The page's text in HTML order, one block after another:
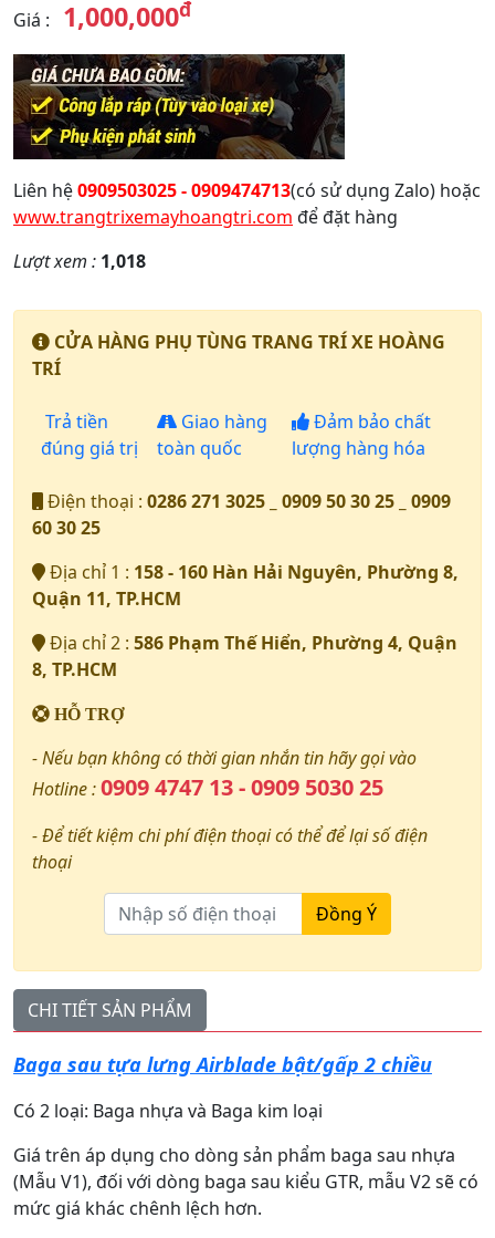
Giá : 1,000,000đ
Liên hệ0909503025 - 0909474713(có sử dụng Zalo) hoặc
www.trangtrixemayhoangtri.com để đặt hàng
Lượt xem : 1,018
CỬA HÀNG PHỤ TÙNG TRANG TRÍ XE HOÀNG
TRÍ
Trả tiền
đúng giá trị
Giao hàng
toàn quốc
Đảm bảo chất
lượng hàng hóa
Điện thoại : 0286 271 3025 _ 0909 50 30 25 _ 0909
60 30 25
Địa chỉ 1 : 158 - 160 Hàn Hải Nguyên, Phường 8,
Quận 11, TP.HCM
Địa chỉ 2 : 586 Phạm Thế Hiển, Phường 4, Quận
8, TP.HCM
HỖ TRỢ
- Nếu bạn không có thời gian nhắn tin hãy gọi vào
Hotline :0909 4747 13 - 0909 5030 25
- Để tiết kiệm chi phí điện thoại có thể để lại số điện
thoại
Đồng Ý
CHI TIẾT SẢN PHẨM
Baga sau tựa lưng Airblade bật/gấp 2 chiều
Có 2 loại: Baga nhựa và Baga kim loại
Giá trên áp dụng cho dòng sản phẩm baga sau nhựa
(Mẫu V1), đối với dòng baga sau kiểu GTR, mẫu V2 sẽ có
mức giá khác chênh lệch hơn.